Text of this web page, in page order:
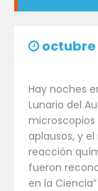
octubre
Hay noches
Lunario del
microscopios
aplausos, y
reacción
fueron
en la